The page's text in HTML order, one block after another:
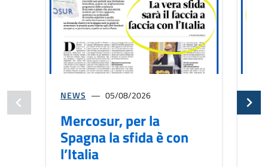
NEWS 05/08/2026
Mercosur, per la
Spagna la sfida è con
l’Italia